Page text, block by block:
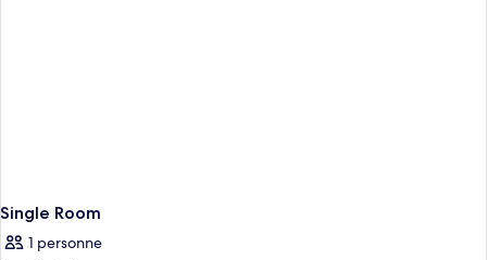
Single Room
1 personne